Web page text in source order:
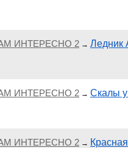
ИНТЕРЕСНО 2 → Ледник
ИНТЕРЕСНО 2 → Скалы у
ИНТЕРЕСНО 2 →